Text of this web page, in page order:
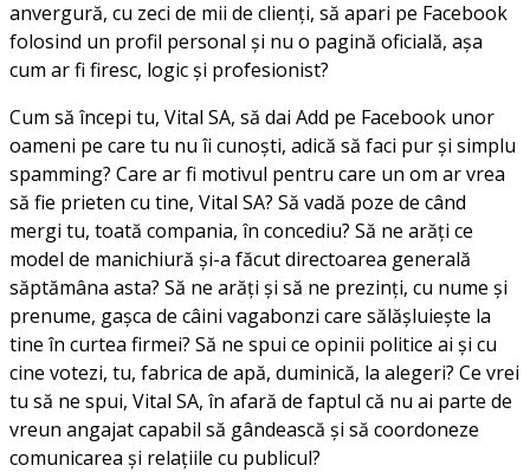
anvergură, cu zeci de mii de clienți, să apari pe Facebook
folosind un profil personal și nu o pagină oficială, așa
cum ar fi firesc, logic și profesionist?
Cum să începi tu, Vital SA, să dai Add pe Facebook unor
oameni pe care tu nu îi cunoști, adică să faci pur și simplu
spamming? Care ar fi motivul pentru care un om ar vrea
să fie prieten cu tine, Vital SA? Să vadă poze de când
mergi tu, toată compania, în concediu? Să ne arăți ce
model de manichiură și-a făcut directoarea generală
săptămâna asta? Să ne arăți și să ne prezinți, cu nume și
prenume, gașca de câini vagabonzi care sălășluiește la
tine în curtea firmei? Să ne spui ce opinii politice ai și cu
cine votezi, tu, fabrica de apă, duminică, la alegeri? Ce vrei
tu să ne spui, Vital SA, în afară de faptul că nu ai parte de
vreun angajat capabil să gândească și să coordoneze
comunicarea și relațiile cu publicul?